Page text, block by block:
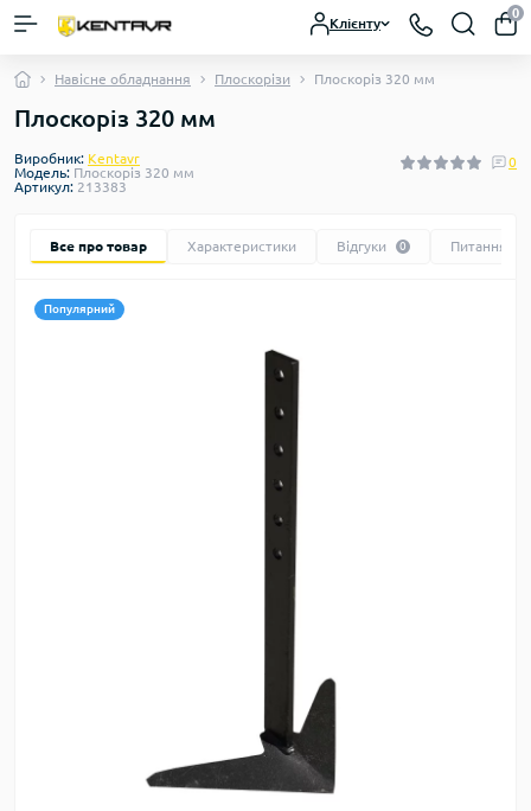
Клієнту
0
Навісне обладнання Плоскорізи Плоскоріз 320 мм
Плоскоріз 320 мм
Виробник: Kentavr
Модель: Плоскоріз 320 мм
Артикул: 213383
0
Все про товар Характеристики Відгуки 0 Питання
Популярний